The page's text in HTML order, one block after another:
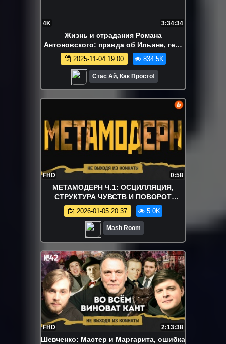
4K 3:34:34
Жизнь и страдания Романа
Антоновского: правда об Ильине, гей-
фанфики, монархизм
2025-11-04 19:00 834.5K
Стас Ай, Как Просто!
FHD 0:58
МЕТАМОДЕРН Ч.1: ОСЦИЛЛЯЦИЯ,
СТРУКТУРА ЧУВСТВ И ПОВОРОТ
ИСТОРИИ || Не выходя из комнаты
2026-01-05 20:37 5.0K
Mash Room
FHD 2:13:38
Шевченко: Мастер и Маргарита, ошибка